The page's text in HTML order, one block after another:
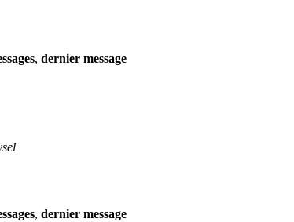
, dernier message
, dernier message